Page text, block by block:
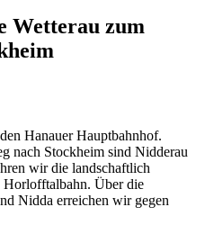
Wetterau zum
Hanauer Hauptbahnhof.
nach Stockheim sind Nidderau
wir die landschaftlich
Horlofftalbahn. Über die
Nidda erreichen wir gegen